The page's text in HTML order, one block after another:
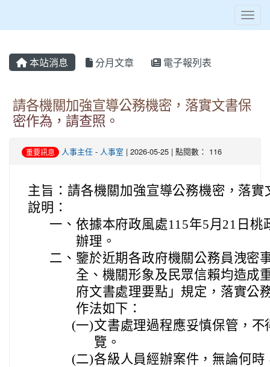
本站消息 分月文章 電子報列表
請各機關加強宣導公務機密，落實文書保
密作為，請查照。
重要訊息 人事主任 - 人事室 | 2026-05-25 | 點閱數： 116
主旨： 請各機關加強宣導公務機密，落
說明：
一、 依據本府政風處115年5月21日桃
辦理。
二、 鑒於近期各政府機關公務員洩密
全、機關形象及民眾信賴均造成
府文書處理要點」規定，落實公
作法如下：
(一)文書處理過程應妥慎保管，
覽。
(二)各級人員經辦案件，無論何